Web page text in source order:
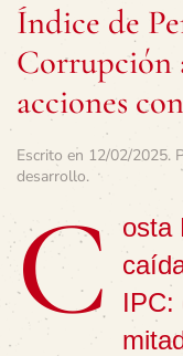
Índice de
Corrupción
acciones
Escrito en 12/02/2025.
desarrollo.
C
osta
IPC: